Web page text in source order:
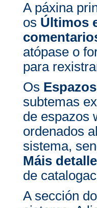
A páxina
os Últimos
atópase o
para
Os
subtemas
de espazos
ordenados
sistema,
Máis
de
A sección